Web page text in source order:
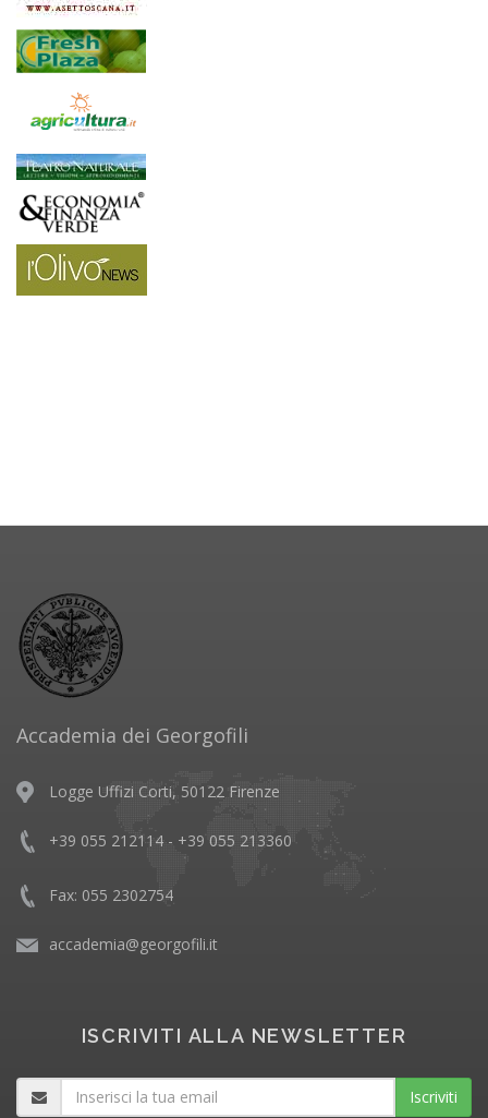
Accademia dei Georgofili
Logge Uffizi Corti, 50122 Firenze
+39 055 212114 - +39 055 213360
Fax: 055 2302754
accademia@georgofili.it
ISCRIVITI ALLA NEWSLETTER
Iscriviti